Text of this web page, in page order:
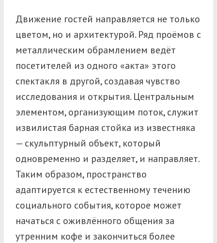
Движение гостей направляется не только
цветом, но и архитектурой. Ряд проёмов с
металлическим обрамлением ведёт
посетителей из одного «акта» этого
спектакля в другой, создавая чувство
исследования и открытия.Центральным
элементом, организующим поток, служит
извилистая барная стойка из известняка
— скульптурный объект, который
одновременно и разделяет, и направляет.
Таким образом, пространство
адаптируется к естественному течению
социального события, которое может
начаться с оживлённого общения за
утренним кофе и закончиться более